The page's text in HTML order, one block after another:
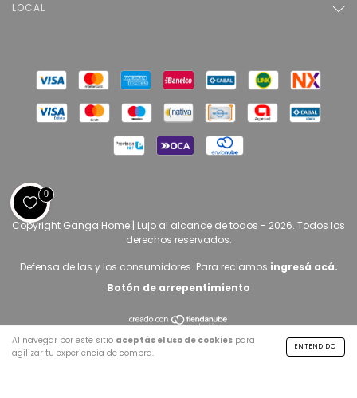
Al navegar por este sitio aceptás el uso de cookies para
agilizar tu experiencia de compra.
ENTENDIDO
LOCAL
Copyright Ganga Home | Lujo al alcance de todos - 2026. Todos los
derechos reservados.
Defensa de las y los consumidores. Para reclamos ingresá acá.
Botón de arrepentimiento
0